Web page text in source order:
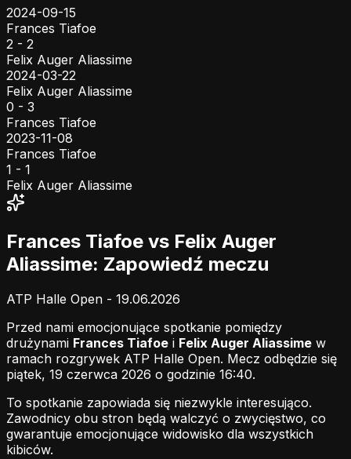
2024-09-15
Frances Tiafoe
2 - 2
Felix Auger Aliassime
2024-03-22
Felix Auger Aliassime
0 - 3
Frances Tiafoe
2023-11-08
Frances Tiafoe
1 - 1
Felix Auger Aliassime
Frances Tiafoe vs Felix Auger
Aliassime: Zapowiedź meczu
ATP Halle Open - 19.06.2026
Przed nami emocjonujące spotkanie pomiędzy
drużynami Frances Tiafoe i Felix Auger Aliassime w
ramach rozgrywek ATP Halle Open. Mecz odbędzie się
piątek, 19 czerwca 2026 o godzinie 16:40.
To spotkanie zapowiada się niezwykle interesująco.
Zawodnicy obu stron będą walczyć o zwycięstwo, co
gwarantuje emocjonujące widowisko dla wszystkich
kibiców.